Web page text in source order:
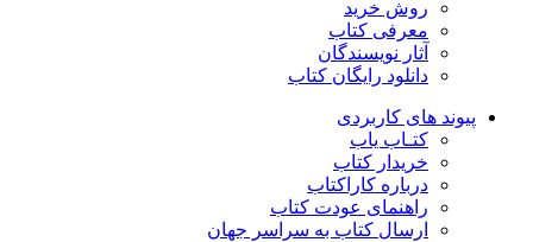
روش خرید
معرفی کتاب
آثار نویسندگان
دانلود رایگان کتاب
پیوند های کاربردی
کتـاب یاب
خریدار کتاب
درباره کاراکتاب
راهنمای عودت کتاب
ارسال کتاب به سراسر جهان